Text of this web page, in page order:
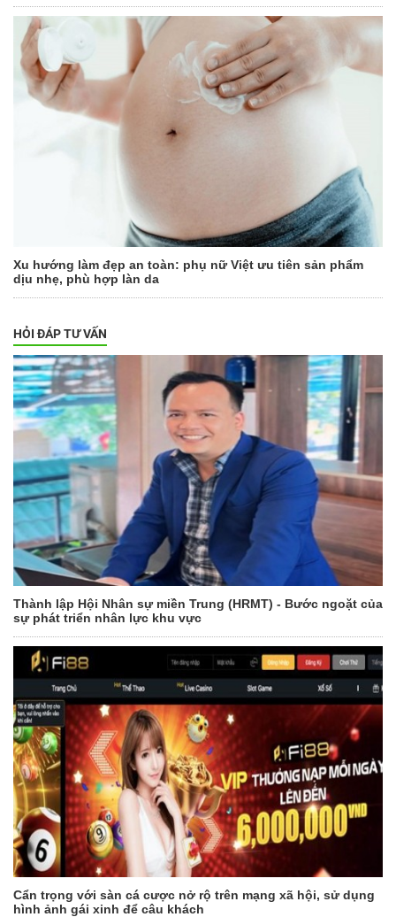
Xu hướng làm đẹp an toàn: phụ nữ Việt ưu tiên sản phẩm
dịu nhẹ, phù hợp làn da
HỎI ĐÁP TƯ VẤN
Thành lập Hội Nhân sự miền Trung (HRMT) - Bước ngoặt của
sự phát triển nhân lực khu vực
Cẩn trọng với sàn cá cược nở rộ trên mạng xã hội, sử dụng
hình ảnh gái xinh để câu khách